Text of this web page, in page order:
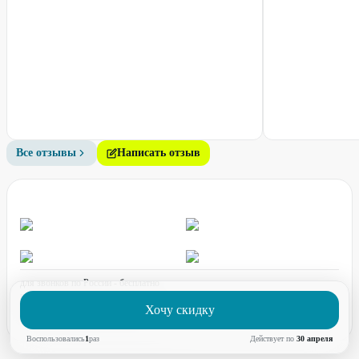
Хочу скидку
Воспользовались1раз Действует по 30 апреля
Все отзывы Написать отзыв
для звонков по России - бесплатно
график работы:
ПН-ПТ с 08:00 до 17:00 (по МСК)